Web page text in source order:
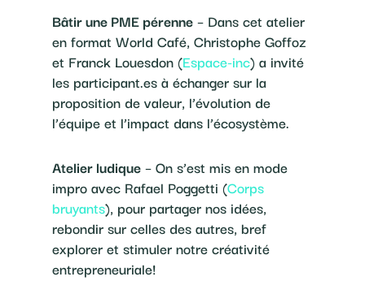
Bâtir une PME pérenne– Dans cet atelier
en format World Café, Christophe Goffoz
et Franck Louesdon (Espace-inc) a invité
les participant.es à échanger sur la
proposition de valeur, l’évolution de
l’équipe et l’impact dans l’écosystème.
Atelier ludique– On s’est mis en mode
impro avec Rafael Poggetti (Corps
bruyants), pour partager nos idées,
rebondir sur celles des autres, bref
explorer et stimuler notre créativité
entrepreneuriale!